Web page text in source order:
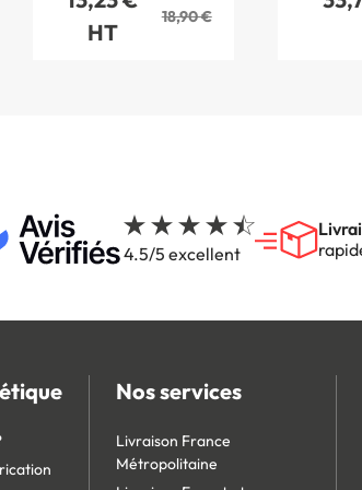
18,90 €
HT
4.5/5 excellent
Nos services
Livraison France
Métropolitaine